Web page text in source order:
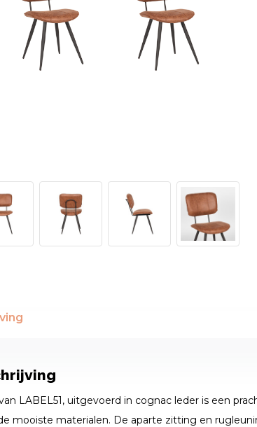
LABEL51, uitgevoerd in cognac leder is een
mooiste materialen. De aparte zitting en